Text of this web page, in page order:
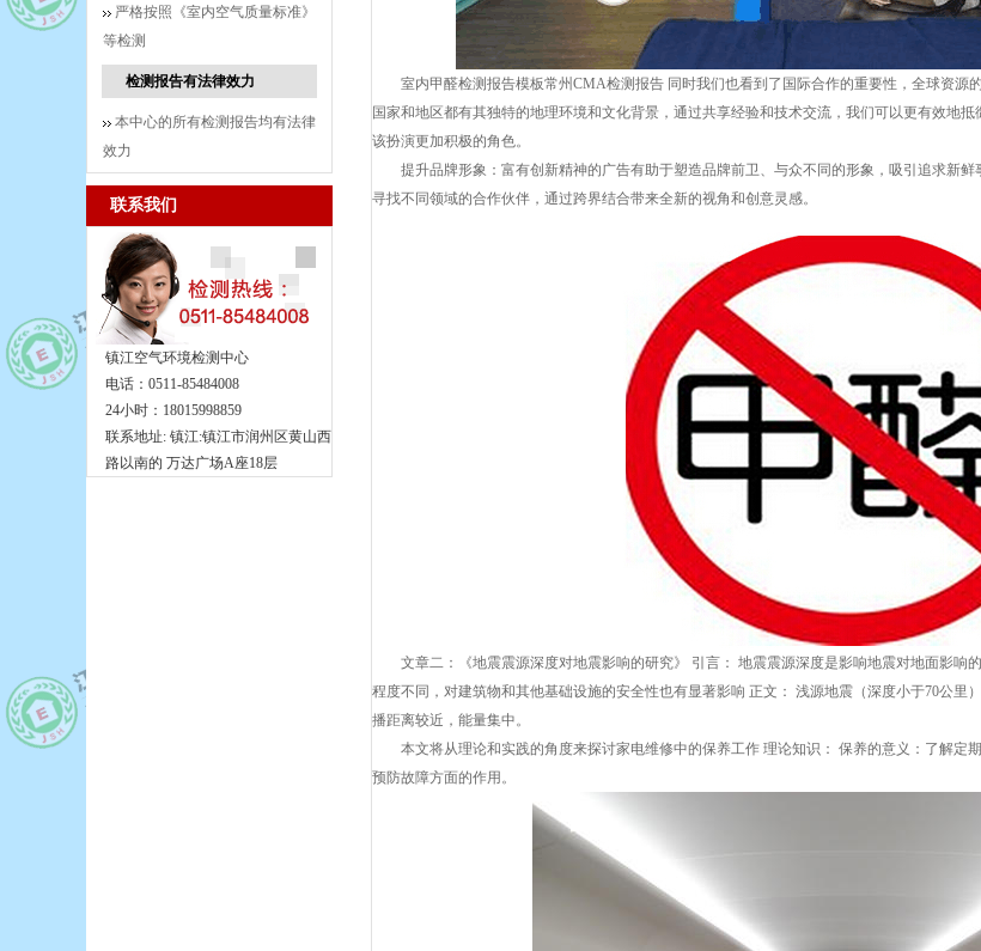
严格按照《室内空气质量标准》
等检测
检测报告有法律效力
本中心的所有检测报告均有法律
效力
联系我们
镇江空气环境检测中心
电话：0511-85484008
24小时：18015998859
联系地址: 镇江:镇江市润州区黄山西
路以南的 万达广场A座18层
室内甲醛检测报告模板常州CMA检测报告 同时我们也看到了国际合作的重要性，全球资源
国家和地区都有其独特的地理环境和文化背景，通过共享经验和技术交流，我们可以更有效地
该扮演更加积极的角色。
提升品牌形象：富有创新精神的广告有助于塑造品牌前卫、与众不同的形象，吸引追求新鲜
寻找不同领域的合作伙伴，通过跨界结合带来全新的视角和创意灵感。
文章二：《地震震源深度对地震影响的研究》 引言： 地震震源深度是影响地震对地面影响
程度不同，对建筑物和其他基础设施的安全性也有显著影响 正文： 浅源地震（深度小于70公里
播距离较近，能量集中。
本文将从理论和实践的角度来探讨家电维修中的保养工作 理论知识： 保养的意义：了解定
预防故障方面的作用。